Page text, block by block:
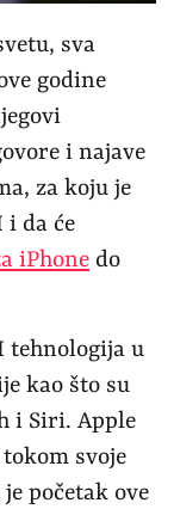
sva
godine
i najave
za koju je
i da će
iPhone do
tehnologija u
kao što su
i Siri. Apple
svoje
početak ove